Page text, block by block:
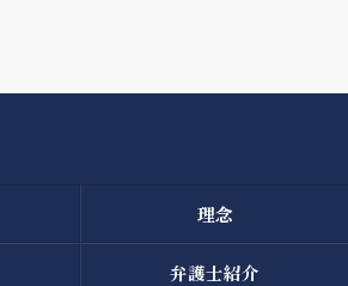
理念
弁護士紹介